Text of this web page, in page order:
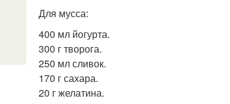
Для мусса:
400 мл йогурта.
300 г творога.
250 мл сливок.
170 г сахара.
20 г желатина.